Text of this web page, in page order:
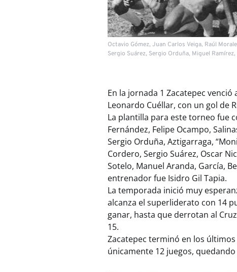
Octavio Gómez, Juan Carlos Veiga, Raúl
Sergio Suárez, Sergio Orduña, Miguel
En la jornada 1 Zacatepec
Leonardo Cuéllar, con un gol de
La plantilla para este torneo fue
Fernández, Felipe Ocampo,
Sergio Orduña, Aztigarraga,
Cordero, Sergio Suárez, Oscar
Sotelo, Manuel Aranda, García,
entrenador fue Isidro Gil Tapia.
La temporada inició muy
alcanza el superliderato con 14
ganar, hasta que derrotan al
15.
Zacatepec terminó en los
únicamente 12 juegos,